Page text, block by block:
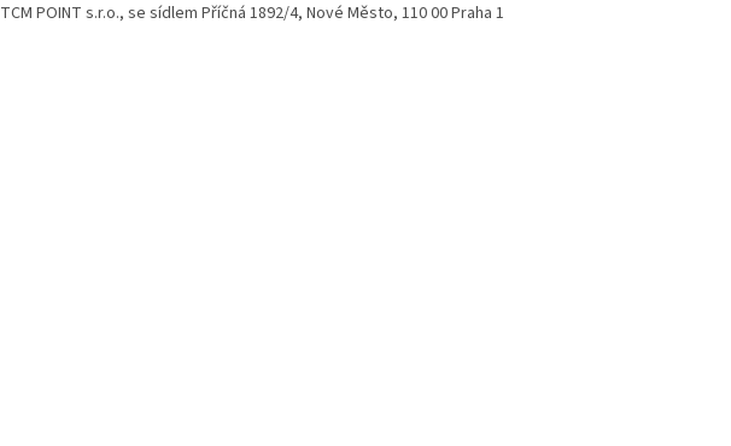
TCM POINT s.r.o., se sídlem Příčná 1892/4, Nové Město, 110 00 Praha 1